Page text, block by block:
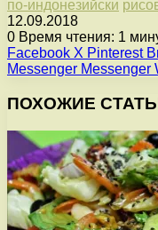
по-индонезийски
12.09.2018
0 Время чтения: 1
Facebook X Pinterest
Messenger Messenger
ПОХОЖИЕ